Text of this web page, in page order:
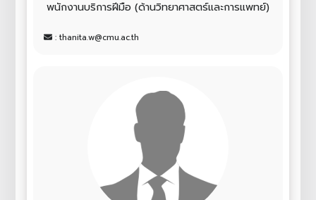
พนักงานบริการฝีมือ (ด้านวิทยาศาสตร์และการแพทย์)
: thanita.w@cmu.ac.th